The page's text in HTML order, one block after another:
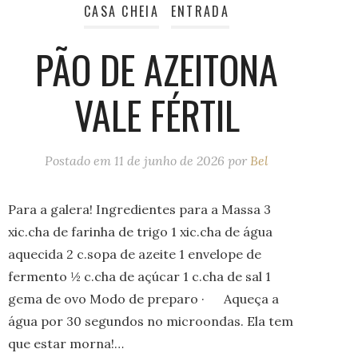
CASA CHEIA ENTRADA
PÃO DE AZEITONA
VALE FÉRTIL
Postado em 11 de junho de 2026 por Bel
Para a galera! Ingredientes para a Massa 3
xic.cha de farinha de trigo 1 xic.cha de água
aquecida 2 c.sopa de azeite 1 envelope de
fermento ½ c.cha de açúcar 1 c.cha de sal 1
gema de ovo Modo de preparo · Aqueça a
água por 30 segundos no microondas. Ela tem
que estar morna!…